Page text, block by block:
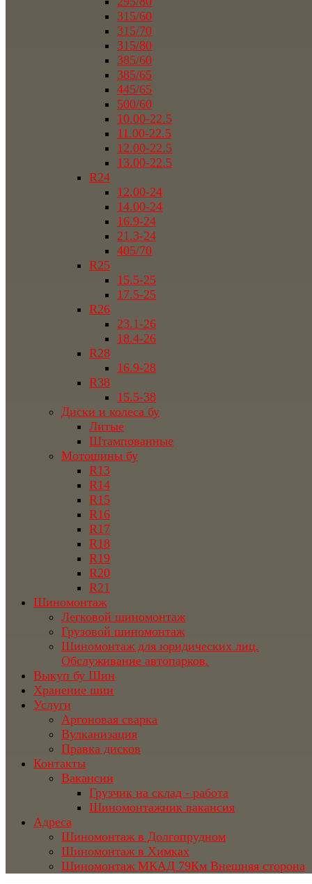
315/60
315/70
315/80
385/60
385/65
445/65
500/60
10.00-22.5
11.00-22.5
12.00-22.5
13.00-22.5
R24
12.00-24
14.00-24
16.9-24
21.3-24
405/70
R25
15.5-25
17.5-25
R26
23.1-26
18.4-26
R28
16.9-28
R38
15.5-38
Диски и колеса бу
Литые
Штампованные
Мотошины бу
R13
R14
R15
R16
R17
R18
R19
R20
R21
Шиномонтаж
Легковой шиномонтаж
Грузовой шиномонтаж
Шиномонтаж для юридических лиц.
Обслуживание автопарков.
Выкуп бу Шин
Хранение шин
Услуги
Аргоновая сварка
Вулканизация
Правка дисков
Контакты
Вакансии
Грузчик на склад - работа
Шиномонтажник вакансия
Адреса
Шиномонтаж в Долгопрудном
Шиномонтаж в Химках
Шиномонтаж МКАД 79Км Внешняя сторона